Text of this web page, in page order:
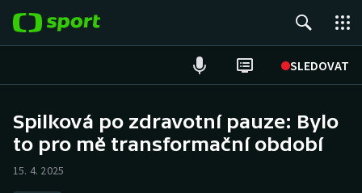
SLEDOVAT
Hokej
Spilková po zdravotní pauze: Bylo
to pro mě transformační období
15. 4. 2025